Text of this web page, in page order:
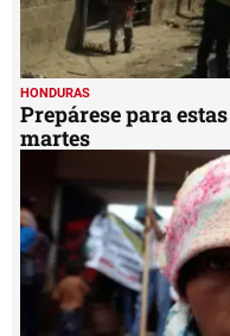
HONDURAS
Prepárese para
martes